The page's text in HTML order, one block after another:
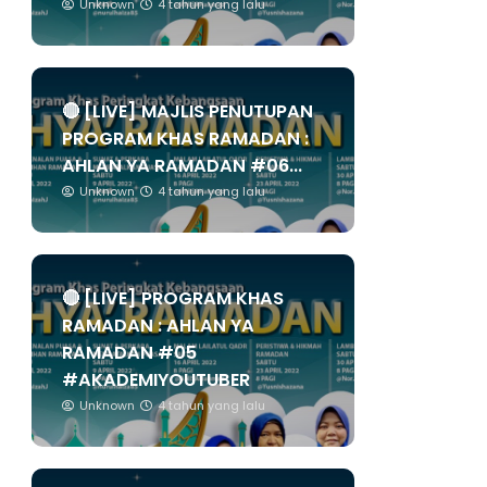
Unknown 4 tahun yang lalu
🔴 [LIVE] MAJLIS PENUTUPAN
PROGRAM KHAS RAMADAN :
AHLAN YA RAMADAN #06...
Unknown 4 tahun yang lalu
🔴 [LIVE] PROGRAM KHAS
RAMADAN : AHLAN YA
RAMADAN #05
#AKADEMIYOUTUBER
Unknown 4 tahun yang lalu